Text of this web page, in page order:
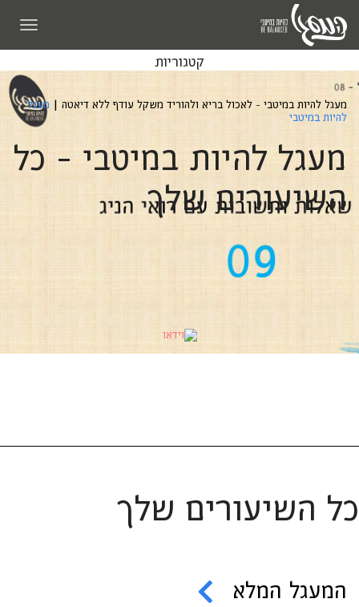
קטגוריות
מעגל להיות במיטבי - לאכול בריא ולהוריד משקל עודף ללא דיאטה | מעגל
להיות במיטבי
מעגל להיות במיטבי - כל
השיעורים שלך
כל השיעורים שלך
המעגל המלא